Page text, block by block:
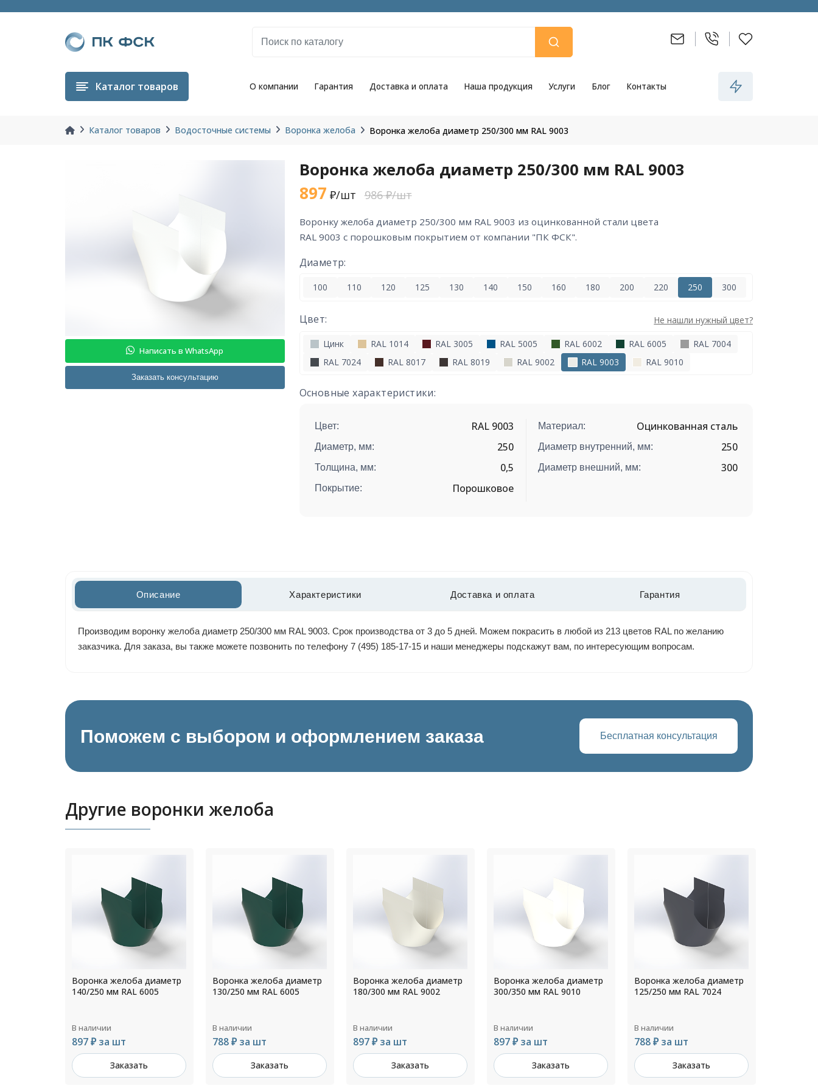
Каталог товаров О компании Гарантия Доставка и оплата Наша продукция Услуги Блог Контакты
Каталог товаров Водосточные системы Воронка желоба Воронка желоба диаметр 250/300 мм RAL 9003
Написать в WhatsApp
Заказать консультацию
Воронка желоба диаметр 250/300 мм RAL 9003
897 ₽/шт 986 ₽/шт
воронку желоба диаметр 250/300 мм RAL 9003 из оцинкованной стали цвета
RAL 9003 с порошковым покрытием от компании "ПК ФСК".
Диаметр:
100 110 120 125 130 140 150 160 180 200 220 250 300
Цвет: Не нашли нужный цвет?
Цинк RAL 1014 RAL 3005 RAL 5005 RAL 6002 RAL 6005
RAL 7004
RAL 7024
RAL 8017 RAL 8019 RAL 9002 RAL 9003 RAL 9010
Основные характеристики:
Цвет: RAL 9003
Диаметр, мм: 250
Толщина, мм: 0,5
Покрытие: Порошковое
Материал: Оцинкованная сталь
Диаметр внутренний, мм: 250
Диаметр внешний, мм: 300
Описание Характеристики Доставка и оплата Гарантия
Производим воронку желоба диаметр 250/300 мм RAL 9003. Срок производства от 3 до 5 дней. Можем покрасить в любой из 213 цветов RAL по желанию
заказчика. Для заказа, вы также можете позвонить по телефону 7 (495) 185-17-15 и наши менеджеры подскажут вам, по интересующим вопросам.
Поможем с выбором и оформлением заказа Бесплатная консультация
Другие воронки желоба
Воронка желоба диаметр
130/250 мм RAL 6005
В наличии
788 ₽ за шт
Заказать
Воронка желоба диаметр
180/300 мм RAL 9002
В наличии
897 ₽ за шт
Заказать
Воронка желоба диаметр
300/350 мм RAL 9010
В наличии
897 ₽ за шт
Заказать
Воронка желоба диаметр
125/250 мм RAL 7024
В наличии
788 ₽ за шт
Заказать
Воронка желоба диаметр
130/250 мм Цинк
В наличии
666 ₽ за шт
Заказать